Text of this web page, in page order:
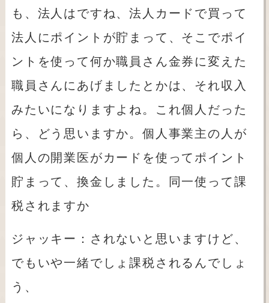
も、法人はですね、法人カードで買って
法人にポイントが貯まって、そこでポイ
ントを使って何か職員さん金券に変えた
職員さんにあげましたとかは、それ収入
みたいになりますよね。これ個人だった
ら、どう思いますか。個人事業主の人が
個人の開業医がカードを使ってポイント
貯まって、換金しました。同一使って課
税されますか
ジャッキー：されないと思いますけど、
でもいや一緒でしょ課税されるんでしょ
う、